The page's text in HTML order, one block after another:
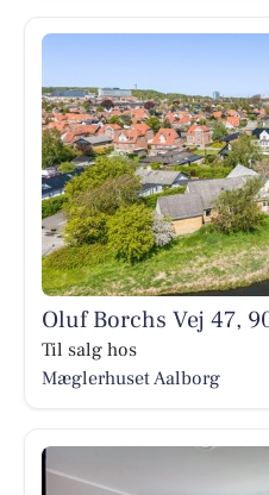
Oluf Borchs Vej 47,
Til salg hos
Mæglerhuset Aalborg